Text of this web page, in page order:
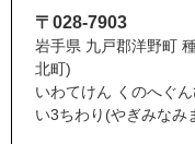
〒028-7903
岩手県 九戸郡洋野町
北町)
いわてけん くのへぐ
い3ちわり(やぎみなみ